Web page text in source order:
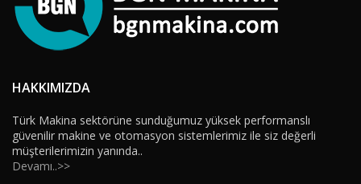
HAKKIMIZDA
Türk Makina sektörüne sunduğumuz yüksek performanslı
güvenilir makine ve otomasyon sistemlerimiz ile siz değerli
müşterilerimizin yanında..
Devamı..>>